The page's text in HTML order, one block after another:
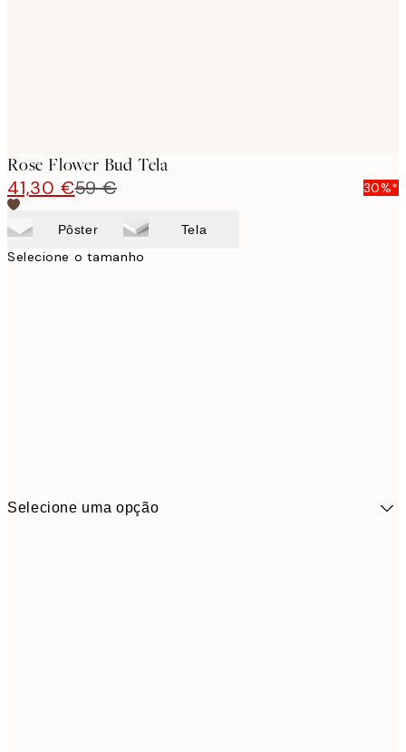
Rose Flower Bud Tela
41,30 €59 € 30%*
Pôster Tela
Selecione o tamanho
Selecione uma opção